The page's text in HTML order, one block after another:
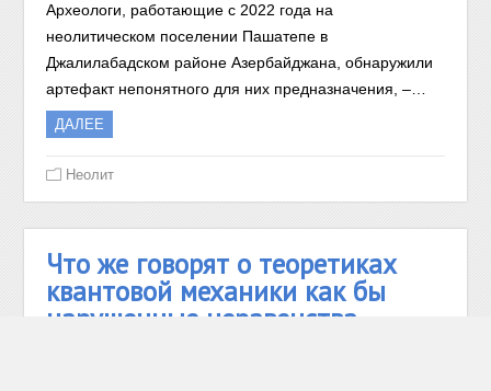
Археологи, работающие с 2022 года на
неолитическом поселении Пашатепе в
Джалилабадском районе Азербайджана, обнаружили
артефакт непонятного для них предназначения, –…
ДАЛЕЕ
Неолит
Что же говорят о теоретиках
квантовой механики как бы
нарушенные неравенства